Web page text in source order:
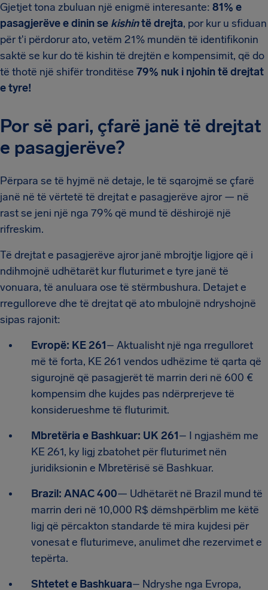
Gjetjet tona zbuluan një enigmë interesante: 81% e
pasagjerëve e dinin se kishintë drejta, por kur u sfiduan
për t'i përdorur ato, vetëm 21% mundën të identifikonin
saktë se kur do të kishin të drejtën e kompensimit, që do
të thotë një shifër tronditëse 79% nuk i njohin të drejtat
e tyre!
Por së pari, çfarë janë të drejtat
e pasagjerëve?
Përpara se të hyjmë në detaje, le të sqarojmë se çfarë
janë në të vërtetë të drejtat e pasagjerëve ajror — në
rast se jeni një nga 79% që mund të dëshirojë një
rifreskim.
Të drejtat e pasagjerëve ajror janë mbrojtje ligjore që i
ndihmojnë udhëtarët kur fluturimet e tyre janë të
vonuara, të anuluara ose të stërmbushura. Detajet e
rregulloreve dhe të drejtat që ato mbulojnë ndryshojnë
sipas rajonit:
Evropë: KE 261– Aktualisht një nga rregulloret
më të forta, KE 261 vendos udhëzime të qarta që
sigurojnë që pasagjerët të marrin deri në 600 €
kompensim dhe kujdes pas ndërprerjeve të
konsiderueshme të fluturimit.
Mbretëria e Bashkuar: UK 261– I ngjashëm me
KE 261, ky ligj zbatohet për fluturimet nën
juridiksionin e Mbretërisë së Bashkuar.
Brazil: ANAC 400— Udhëtarët në Brazil mund të
marrin deri në 10,000 R$ dëmshpërblim me këtë
ligj që përcakton standarde të mira kujdesi për
vonesat e fluturimeve, anulimet dhe rezervimet e
tepërta.
Shtetet e Bashkuara– Ndryshe nga Evropa,